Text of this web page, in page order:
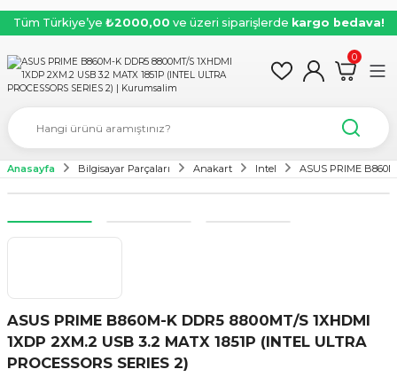
Tüm Türkiye’ye ₺2000,00 ve üzeri siparişlerde kargo bedava!
0
Anasayfa Bilgisayar Parçaları Anakart Intel ASUS PRIME
ASUS PRIME B860M-K DDR5 8800MT/S 1XHDMI
1XDP 2XM.2 USB 3.2 MATX 1851P (INTEL ULTRA
PROCESSORS SERIES 2)